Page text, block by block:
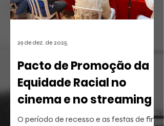
Pacto de Promoção da
Equidade Racial no
cinema e no streaming
O período de recesso e as festas de fim
29 de dez. de 2025